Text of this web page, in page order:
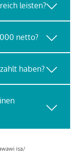
leisten?
netto?
haben?
isa/